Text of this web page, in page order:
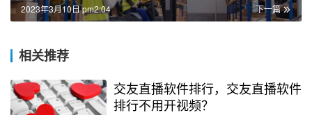
下一篇
2023年3月10日 pm2:04
相关推荐
交友直播软件排行，交友直播软件
排行不用开视频？